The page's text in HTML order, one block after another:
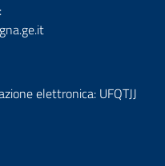
elettronica: UFQTJJ